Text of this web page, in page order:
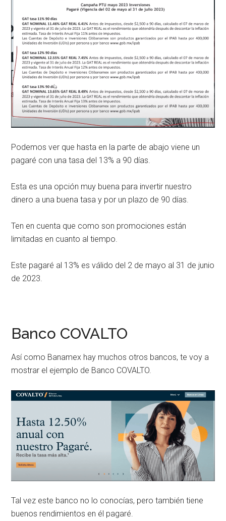
Podemos ver que hasta en la parte de abajo viene un
pagaré con una tasa del 13% a 90 días.
Esta es una opción muy buena para invertir nuestro
dinero a una buena tasa y por un plazo de 90 días.
Ten en cuenta que como son promociones están
limitadas en cuanto al tiempo.
Este pagaré al 13% es válido del 2 de mayo al 31 de junio
de 2023.
Banco COVALTO
Así como Banamex hay muchos otros bancos, te voy a
mostrar el ejemplo de Banco COVALTO.
Tal vez este banco no lo conocías, pero también tiene
buenos rendimientos en él pagaré.